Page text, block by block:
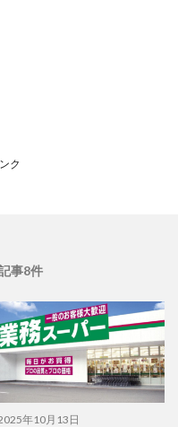
ク
事8件
年10月13日